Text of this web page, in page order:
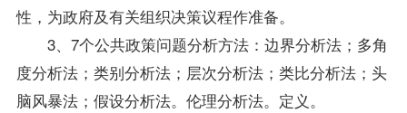
性，为政府及有关组织决策议程作准备。
3、7个公共政策问题分析方法：边界分析法；多角
度分析法；类别分析法；层次分析法；类比分析法；头
脑风暴法；假设分析法。伦理分析法。定义。